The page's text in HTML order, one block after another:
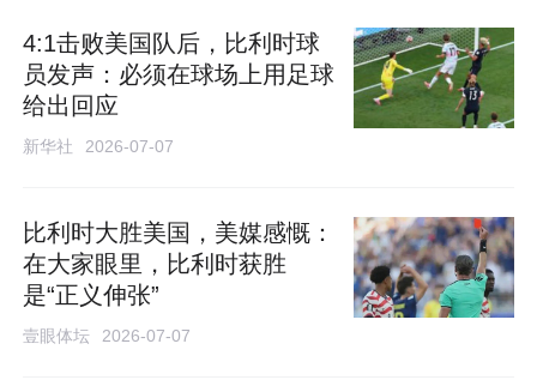
4:1击败美国队后，比利时球
员发声：必须在球场上用足球
给出回应
新华社 2026-07-07
比利时大胜美国，美媒感慨：
在大家眼里，比利时获胜
是“正义伸张”
壹眼体坛 2026-07-07